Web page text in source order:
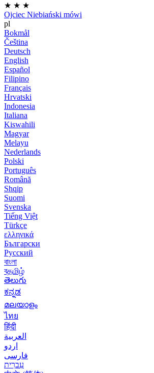
★ ★ ★
Ojciec Niebiański mówi
pl
Bokmål
Čeština
Deutsch
English
Español
Filipino
Français
Hrvatski
Indonesia
Italiana
Kiswahili
Magyar
Melayu
Nederlands
Polski
Português
Română
Shqip
Suomi
Svenska
Tiếng Việt
Türkçe
ελληνικά
Български
Русский
বাংলা
বதமிழ்
తెలుగు
ಕನ್ನಡ
മലയാളം
ไทย
हिंदी
العربية
اردو
فارسی
עִברִית